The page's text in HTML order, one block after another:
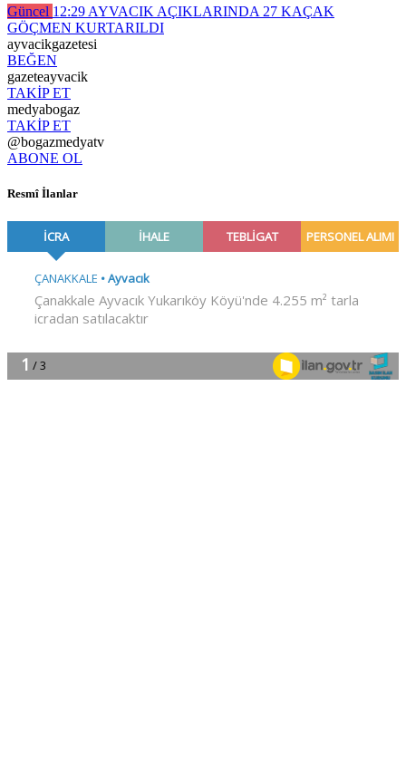
Güncel 12:29 AYVACIK AÇIKLARINDA 27 KAÇAK
GÖÇMEN KURTARILDI
ayvacikgazetesi
BEĞEN
gazeteayvacik
TAKİP ET
medyabogaz
TAKİP ET
@bogazmedyatv
ABONE OL
Resmî İlanlar